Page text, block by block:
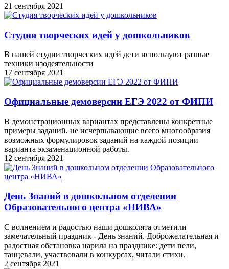
21 сентября 2021
Студия творческих идей у дошкольников
В нашей студии творческих идей дети используют разные
техники изодеятельности
17 сентября 2021
Официальные демоверсии ЕГЭ 2022 от ФИПИ
В демонстрационных вариантах представлены конкретные
примеры заданий, не исчерпывающие всего многообразия
возможных формулировок заданий на каждой позиции
варианта экзаменационной работы.
12 сентября 2021
День Знаний в дошкольном отделении
Образовательного центра «НИВА»
С волнением и радостью наши дошколята отметили
замечательный праздник - День знаний. Доброжелательная и
радостная обстановка царила на празднике: дети пели,
танцевали, участвовали в конкурсах, читали стихи.
2 сентября 2021